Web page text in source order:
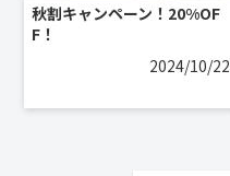
秋割キャンペーン！20%OF
F！
2024/10/22